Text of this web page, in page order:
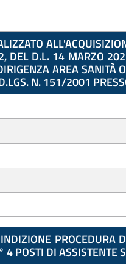
DEL D.L. 14 MARZO
AREA
N. 151/2001
PROCEDURA
POSTI DI ASSISTENTE